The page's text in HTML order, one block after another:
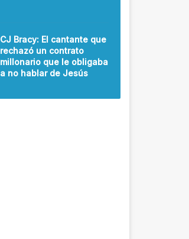
CJ Bracy: El cantante que
rechazó un contrato
millonario que le obligaba
a no hablar de Jesús